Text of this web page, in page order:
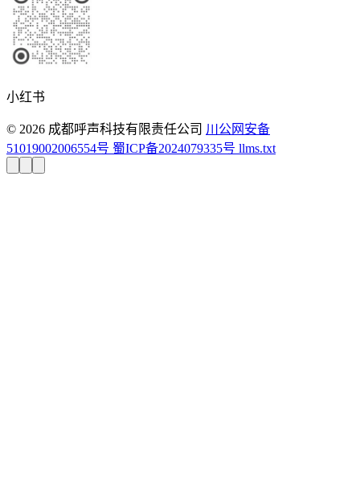
小红书
© 2026 成都呼声科技有限责任公司 川公网安备
51019002006554号 蜀ICP备2024079335号 llms.txt